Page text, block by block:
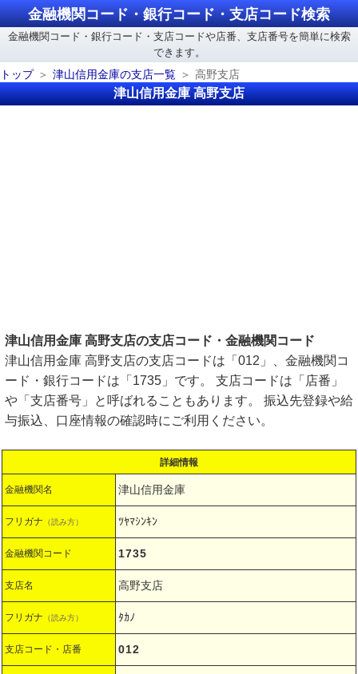
金融機関コード・銀行コード・支店コード検索
金融機関コード・銀行コード・支店コードや店番、支店番号を簡単に検索
できます。
トップ
津山信用金庫の支店一覧 高野支店
津山信用金庫 高野支店
津山信用金庫 高野支店の支店コード・金融機関コード
津山信用金庫 高野支店の支店コードは「012」、金融機関コ
ード・銀行コードは「1735」です。 支店コードは「店番」
や「支店番号」と呼ばれることもあります。 振込先登録や給
与振込、口座情報の確認時にご利用ください。
詳細情報
金融機関名 津山信用金庫
フリガナ （読み方） ﾂﾔﾏｼﾝｷﾝ
金融機関コード 1735
支店名 高野支店
フリガナ （読み方） ﾀｶﾉ
支店コード・店番 012